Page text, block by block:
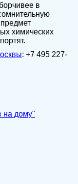
в
химических
: +7 495 227-
на дому"